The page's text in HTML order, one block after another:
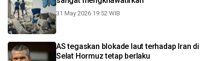
31 May 2026 19:52 WIB
AS tegaskan blokade laut terhadap Iran di
Selat Hormuz tetap berlaku